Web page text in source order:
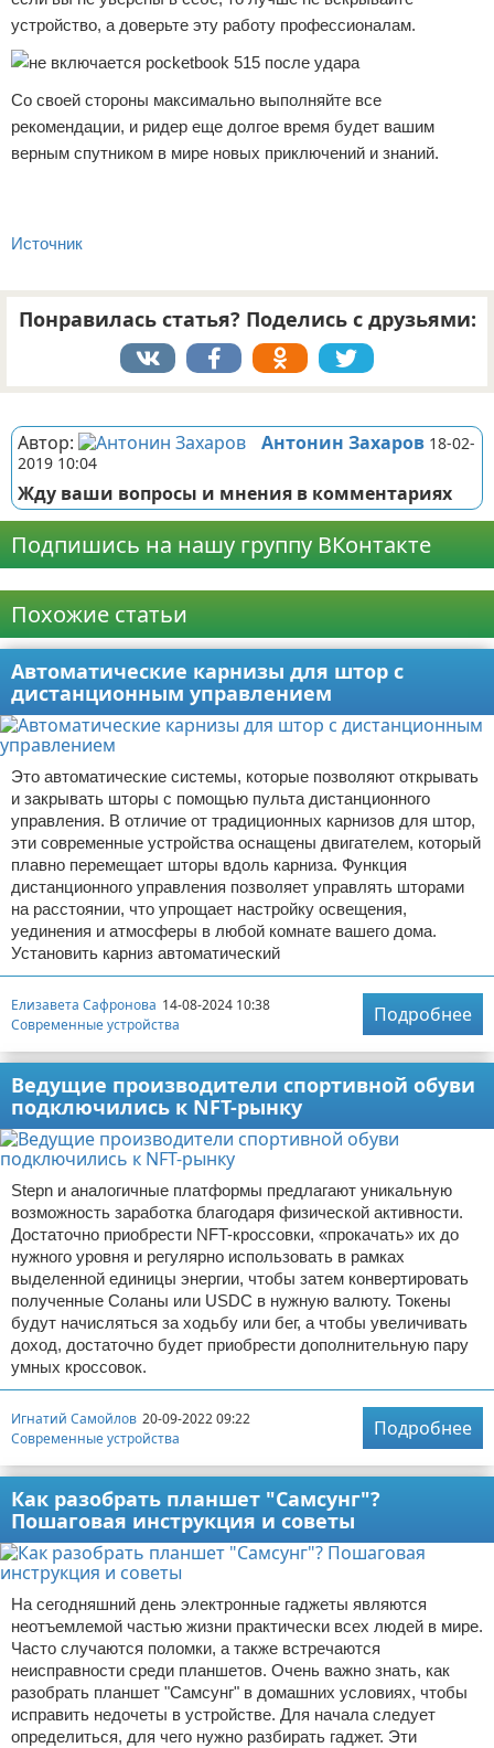
устройство, а доверьте эту работу профессионалам.
Со своей стороны максимально выполняйте все
рекомендации, и ридер еще долгое время будет вашим
верным спутником в мире новых приключений и знаний.
Источник
Понравилась статья? Поделись с друзьями:
Автор: Антонин Захаров 18-02-
2019 10:04
Жду ваши вопросы и мнения в комментариях
Подпишись на нашу группу ВКонтакте
Похожие статьи
Автоматические карнизы для штор с
дистанционным управлением
Это автоматические системы, которые позволяют открывать
и закрывать шторы с помощью пульта дистанционного
управления. В отличие от традиционных карнизов для штор,
эти современные устройства оснащены двигателем, который
плавно перемещает шторы вдоль карниза. Функция
дистанционного управления позволяет управлять шторами
на расстоянии, что упрощает настройку освещения,
уединения и атмосферы в любой комнате вашего дома.
Установить карниз автоматический
Елизавета Сафронова 14-08-2024 10:38
Современные устройства
Подробнее
Ведущие производители спортивной обуви
подключились к NFT-рынку
Stepn и аналогичные платформы предлагают уникальную
возможность заработка благодаря физической активности.
Достаточно приобрести NFT-кроссовки, «прокачать» их до
нужного уровня и регулярно использовать в рамках
выделенной единицы энергии, чтобы затем конвертировать
полученные Соланы или USDC в нужную валюту. Токены
будут начисляться за ходьбу или бег, а чтобы увеличивать
доход, достаточно будет приобрести дополнительную пару
умных кроссовок.
Игнатий Самойлов 20-09-2022 09:22
Современные устройства
Подробнее
Как разобрать планшет "Самсунг"?
Пошаговая инструкция и советы
На сегодняшний день электронные гаджеты являются
неотъемлемой частью жизни практически всех людей в мире.
Часто случаются поломки, а также встречаются
неисправности среди планшетов. Очень важно знать, как
разобрать планшет "Самсунг" в домашних условиях, чтобы
исправить недочеты в устройстве. Для начала следует
определиться, для чего нужно разбирать гаджет. Эти